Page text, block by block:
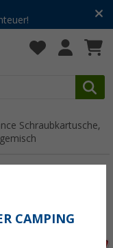
und Schuhe
Schraubkartusche,
Propan
CAMPING